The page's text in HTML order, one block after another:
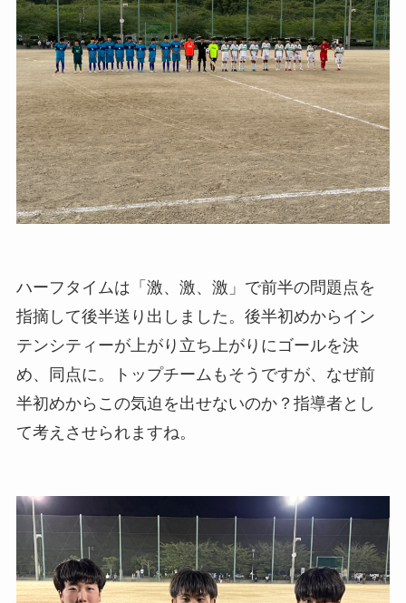
ハーフタイムは「激、激、激」で前半の問題点を
指摘して後半送り出しました。後半初めからイン
テンシティーが上がり立ち上がりにゴールを決
め、同点に。トップチームもそうですが、なぜ前
半初めからこの気迫を出せないのか？指導者とし
て考えさせられますね。